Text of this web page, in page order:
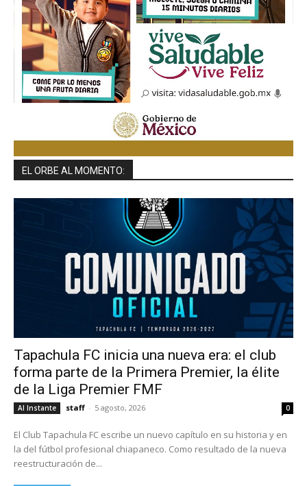
EL ORBE AL MOMENTO:
Tapachula FC inicia una nueva era: el club
forma parte de la Primera Premier, la élite
de la Liga Premier FMF
Al Instante staff - 5 agosto, 2026 0
El Club Tapachula FC escribe un nuevo capítulo en su historia y en
la del fútbol profesional chiapaneco. Como resultado de la nueva
reestructuración de...